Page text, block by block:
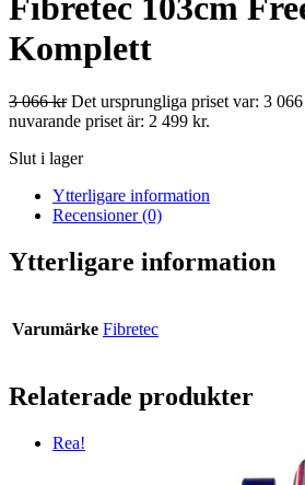
Komplett
3 066kr Det ursprungliga priset var: 3
nuvarande priset är: 2 499 kr.
Slut i lager
Ytterligare information
Recensioner (0)
Ytterligare information
Varumärke Fibretec
Relaterade produkter
Rea!